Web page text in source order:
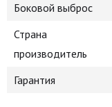
Боковой выброс
Страна
производитель
Гарантия